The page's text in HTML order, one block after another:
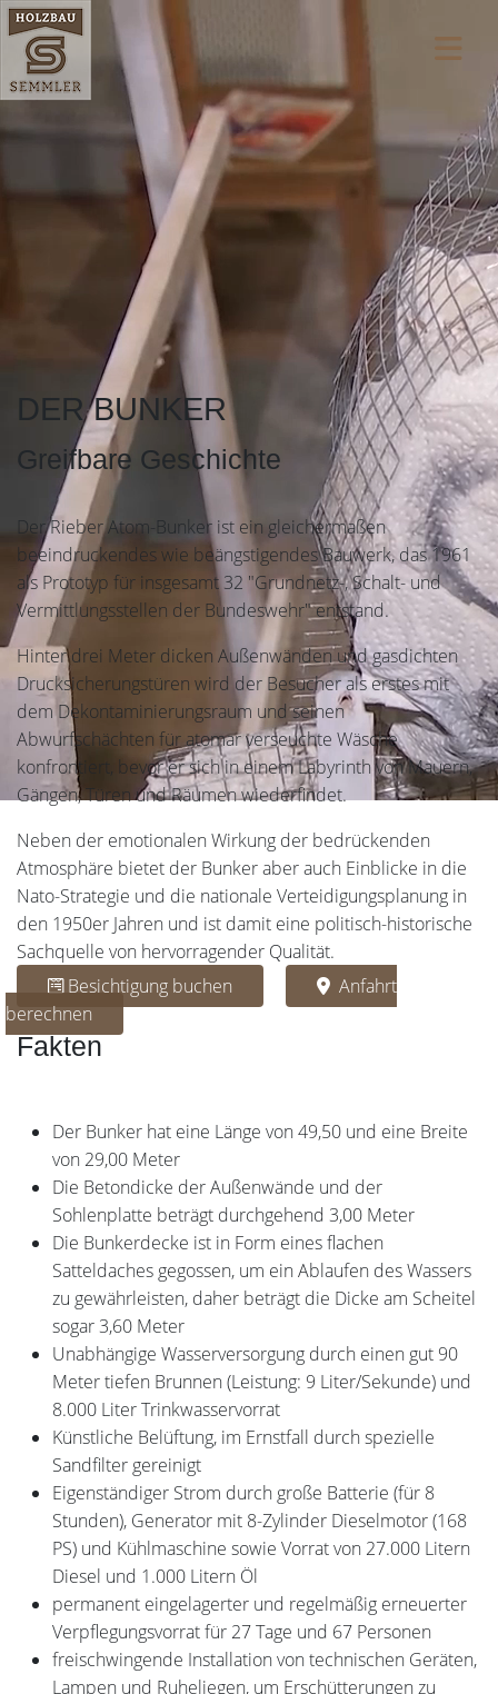
DER BUNKER
Greifbare Geschichte
Der Rieber Atom-Bunker ist ein gleichermaßen
beeindruckendes wie beängstigendes Bauwerk, das 1961
als Prototyp für insgesamt 32 "Grundnetz-, Schalt- und
Vermittlungsstellen der Bundeswehr" entstand.
Hinter drei Meter dicken Außenwänden und gasdichten
Drucksicherungstüren wird der Besucher als erstes mit
dem Dekontaminierungsraum und seinen
Abwurfschächten für atomar verseuchte Wäsche
konfrontiert, bevor er sich in einem Labyrinth von Mauern,
Gängen, Türen und Räumen wiederfindet.
Neben der emotionalen Wirkung der bedrückenden
Atmosphäre bietet der Bunker aber auch Einblicke in die
Nato-Strategie und die nationale Verteidigungsplanung in
den 1950er Jahren und ist damit eine politisch-historische
Sachquelle von hervorragender Qualität.
Besichtigung buchen
Anfahrt
berechnen
Fakten
Der Bunker hat eine Länge von 49,50 und eine Breite
von 29,00 Meter
Die Betondicke der Außenwände und der
Sohlenplatte beträgt durchgehend 3,00 Meter
Die Bunkerdecke ist in Form eines flachen
Satteldaches gegossen, um ein Ablaufen des Wassers
zu gewährleisten, daher beträgt die Dicke am Scheitel
sogar 3,60 Meter
Unabhängige Wasserversorgung durch einen gut 90
Meter tiefen Brunnen (Leistung: 9 Liter/Sekunde) und
8.000 Liter Trinkwasservorrat
Künstliche Belüftung, im Ernstfall durch spezielle
Sandfilter gereinigt
Eigenständiger Strom durch große Batterie (für 8
Stunden), Generator mit 8-Zylinder Dieselmotor (168
PS) und Kühlmaschine sowie Vorrat von 27.000 Litern
Diesel und 1.000 Litern Öl
permanent eingelagerter und regelmäßig erneuerter
Verpflegungsvorrat für 27 Tage und 67 Personen
freischwingende Installation von technischen Geräten,
Lampen und Ruheliegen, um Erschütterungen zu